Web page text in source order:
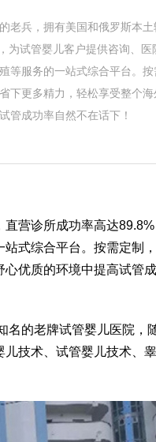
老兵，拥有美国和俄罗斯本
为试管婴儿客户提供咨询、医
等服务的一站式综合平台。
下更多精力，轻松享受整个
管成功率自然不在话下！
营诊所成功率高达
式综合平台。按需定制
优质的环境中提高试管
名的老牌试管婴儿医院，
技术、试管婴儿技术、睾